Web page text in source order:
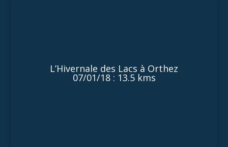
L’Hivernale des Lacs à Orthez
07/01/18 : 13.5 kms